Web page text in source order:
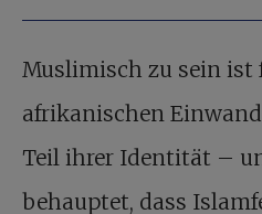
Muslimisch zu sein ist
afrikanischen
Teil ihrer Identität –
behauptet, dass